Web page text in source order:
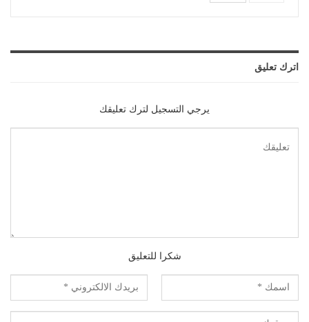
اترك تعليق
يرجي التسجيل لترك تعليقك
شكرا للتعليق